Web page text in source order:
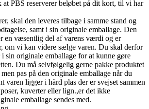
at PBS reserverer beløbet på dit kort, til vi har
skal den leveres tilbage i samme stand og
samt i sin originale emballage. Den
en væsentlig del af varens værdi og er
om vi kan videre sælge varen. Du skal derfor
sin originale emballage for at kunne gøre
Du må selvfølgelig gerne pakke produktet
pas på den originale emballage når du
varen ligger i hård plas der er svejset sammen
kuverter eller lign.,er det ikke
emballage sendes med.